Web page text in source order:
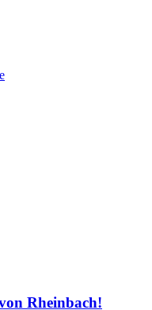
Rheinbach!